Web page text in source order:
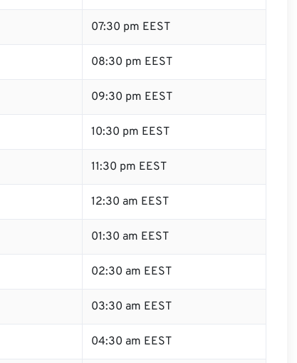
07:30 pm EEST
08:30 pm EEST
09:30 pm EEST
10:30 pm EEST
11:30 pm EEST
12:30 am EEST
01:30 am EEST
02:30 am EEST
03:30 am EEST
04:30 am EEST